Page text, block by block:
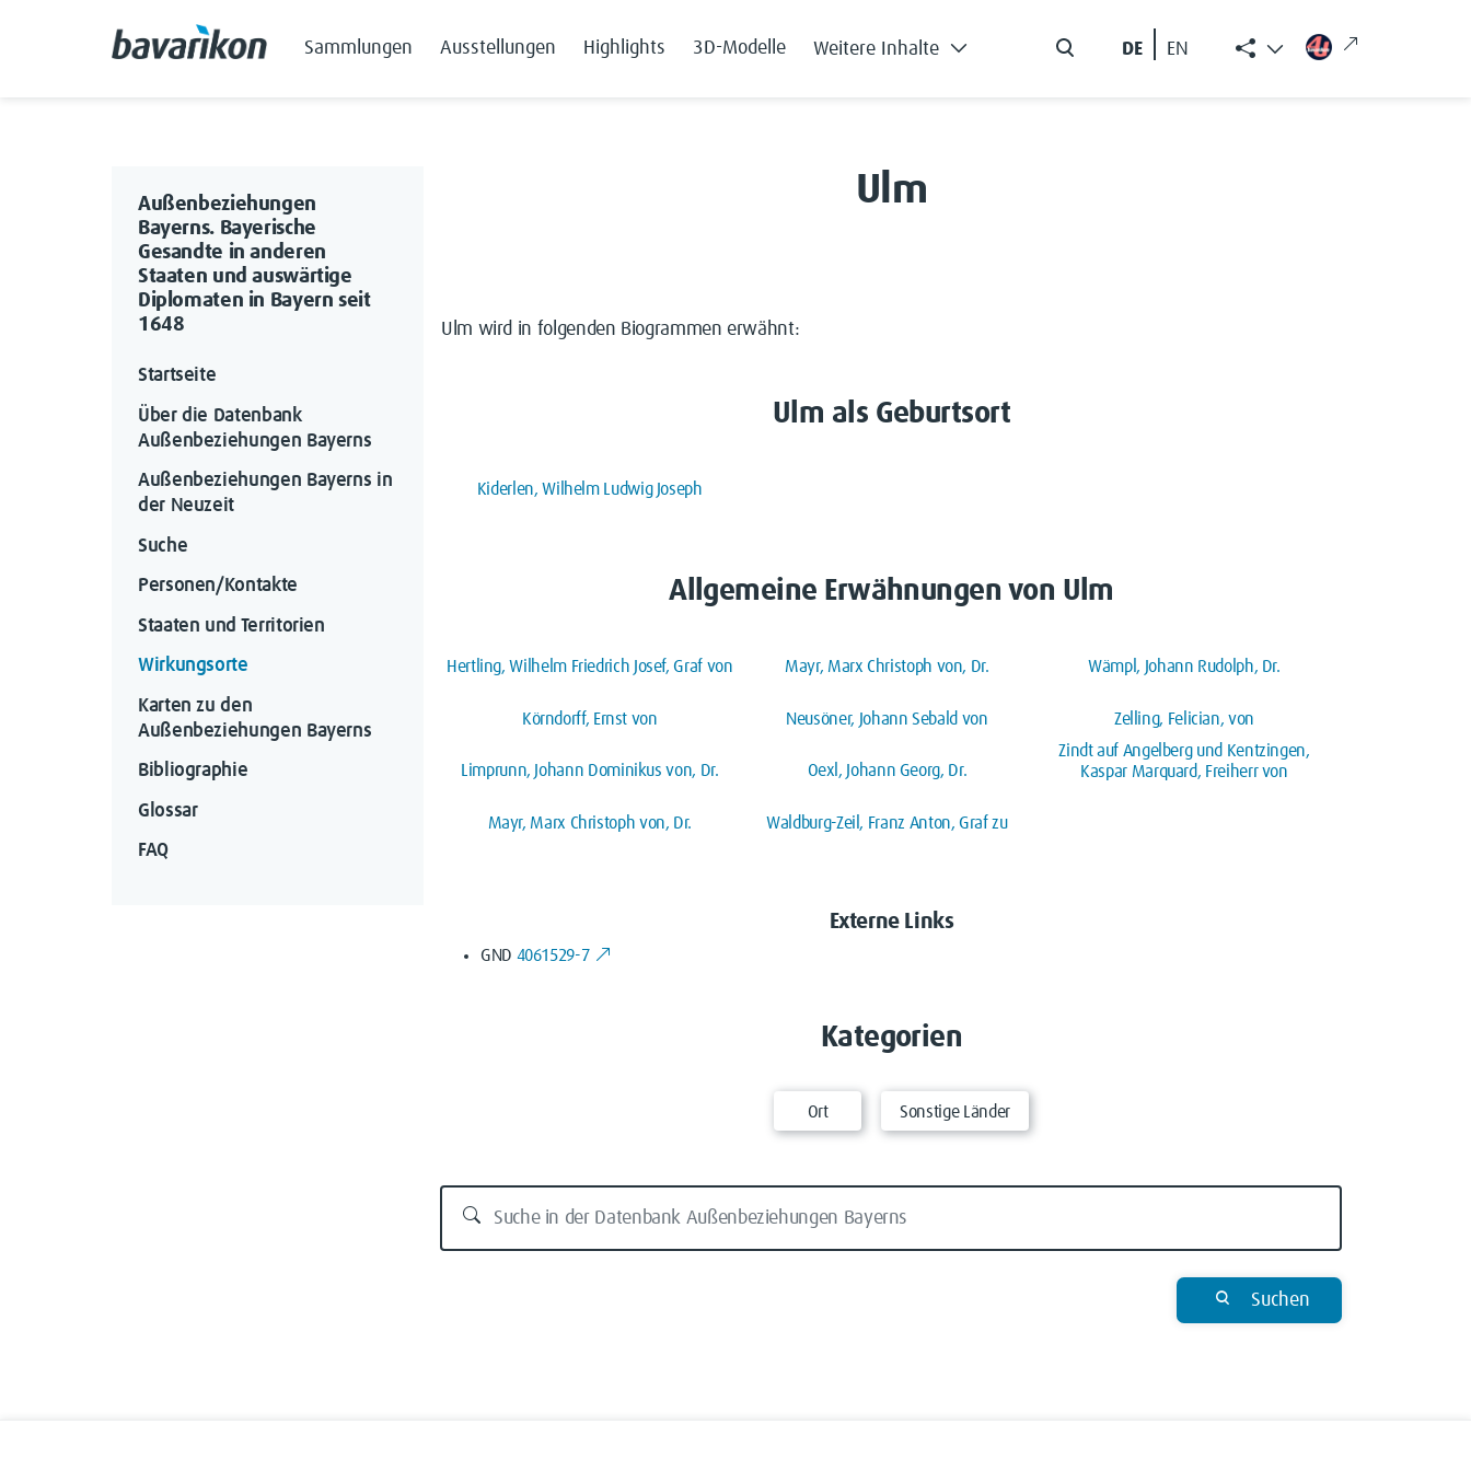
Sammlungen Ausstellungen Highlights 3D-Modelle Weitere Inhalte DE EN
Ulm
Ulm wird in folgenden Biogrammen erwähnt:
Ulm als Geburtsort
Kiderlen, Wilhelm Ludwig Joseph
Allgemeine Erwähnungen von Ulm
Hertling, Wilhelm Friedrich Josef, Graf von
Körndorff, Ernst von
Limprunn, Johann Dominikus von, Dr.
Mayr, Marx Christoph von, Dr.
Mayr, Marx Christoph von, Dr.
Neusöner, Johann Sebald von
Oexl, Johann Georg, Dr.
Waldburg-Zeil, Franz Anton, Graf zu
Wämpl, Johann Rudolph, Dr.
Zelling, Felician, von
Zindt auf Angelberg und Kentzingen,
Kaspar Marquard, Freiherr von
Externe Links
GND 4061529-7
Kategorien
Ort Sonstige Länder
Suchen
Außenbeziehungen
Bayerns. Bayerische
Gesandte in anderen
Staaten und auswärtige
Diplomaten in Bayern seit
1648
Startseite
Über die Datenbank
Außenbeziehungen Bayerns
Außenbeziehungen Bayerns in
der Neuzeit
Suche
Personen/Kontakte
Staaten und Territorien
Wirkungsorte
Karten zu den
Außenbeziehungen Bayerns
Bibliographie
Glossar
FAQ